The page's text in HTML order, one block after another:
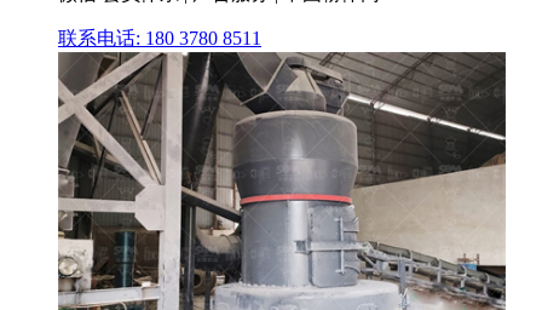
联系电话: 180 3780 8511